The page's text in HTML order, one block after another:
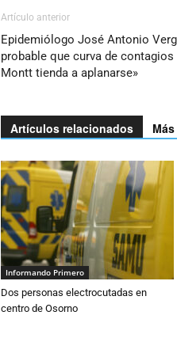
Artículo anterior
Epidemiólogo José Antonio
probable que curva de contagios
Montt tienda a aplanarse»
Artículos relacionados
Informando Primero
Dos personas electrocutadas en
centro de Osorno